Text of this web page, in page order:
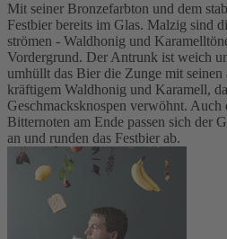
Mit seiner Bronzefarbton und dem
Festbier bereits im Glas. Malzig sind
strömen - Waldhonig und
Vordergrund. Der Antrunk ist weich
umhüllt das Bier die Zunge mit seinen
kräftigem Waldhonig und Karamell,
Geschmacksknospen verwöhnt. Auch
Bitternoten am Ende passen sich der
an und runden das Festbier ab.